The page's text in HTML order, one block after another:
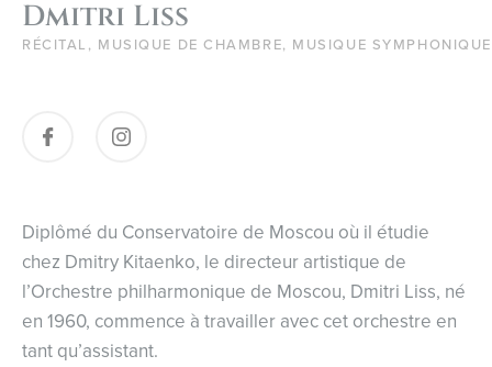
Dmitri Liss
RÉCITAL, MUSIQUE DE CHAMBRE, MUSIQUE SYMPHONIQUE
Diplômé du Conservatoire de Moscou où il étudie
chez Dmitry Kitaenko, le directeur artistique de
l’Orchestre philharmonique de Moscou, Dmitri Liss, né
en 1960, commence à travailler avec cet orchestre en
tant qu’assistant.